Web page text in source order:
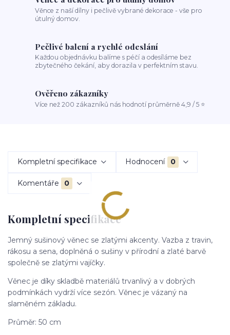
Věnce z naší dílny i pečlivě vybrané dekorace - vše pro
útulný domov.
Pečlivé balení a rychlé odeslání
Každou objednávku balíme s péčí a odesíláme bez
zbytečného čekání, aby dorazila v perfektním stavu.
Ověřeno zákazníky
Více než 200 zákazníků nás hodnotí průměrně 4,9 / 5 ⭐
Kompletní specifikace Hodnocení 0
Komentáře 0
Kompletní specifikace
Jemný sušinový věnec se zlatými akcenty. Vazba z travin,
rákosu a sena, doplněná o sušiny v přírodní a zlaté barvě
společně se zlatými vajíčky.
Věnec je díky skladbě materiálů trvanlivý a v dobrých
podmínkách vydrží více sezón. Věnec je vázaný na
slaměném základu.
Průměr: 50 cm